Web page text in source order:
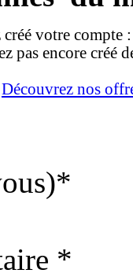
créé votre compte
pas encore créé
Découvrez nos
*
*